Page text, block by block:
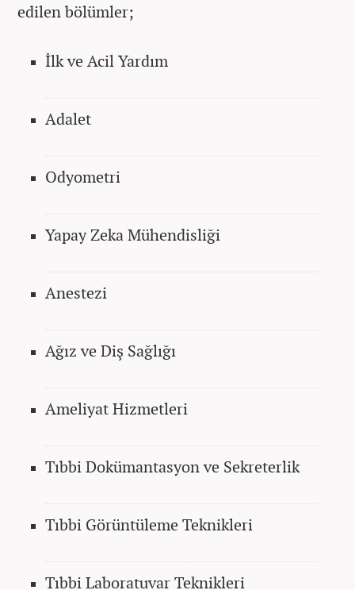
edilen bölümler;
İlk ve Acil Yardım
Adalet
Odyometri
Yapay Zeka Mühendisliği
Anestezi
Ağız ve Diş Sağlığı
Ameliyat Hizmetleri
Tıbbi Dokümantasyon ve Sekreterlik
Tıbbi Görüntüleme Teknikleri
Tıbbi Laboratuvar Teknikleri